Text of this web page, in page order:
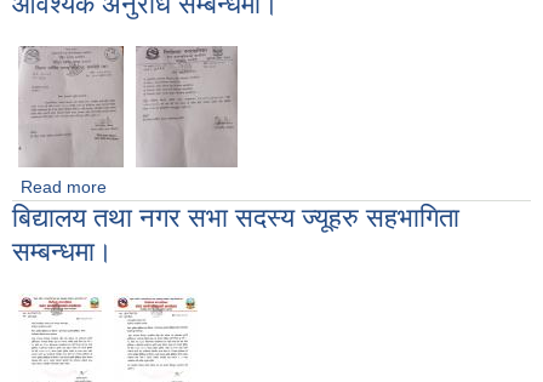
Read more
बिद्यालय तथा नगर सभा सदस्य ज्यूहरु सहभागिता
सम्बन्धमा।